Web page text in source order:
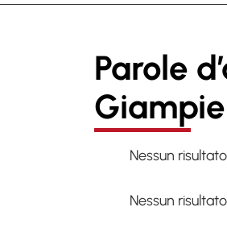
Parole
Nessun risultato
Nessun risultato